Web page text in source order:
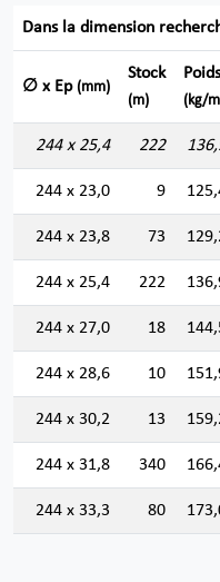
Dans la dimension
∅ x Ep (mm)
Stock
(m)
Poids
(kg/
244 x 25,4 222
244 x 23,0 9
244 x 23,8 73
244 x 25,4 222
244 x 27,0 18
244 x 28,6 10
244 x 30,2 13
244 x 31,8 340
244 x 33,3 80